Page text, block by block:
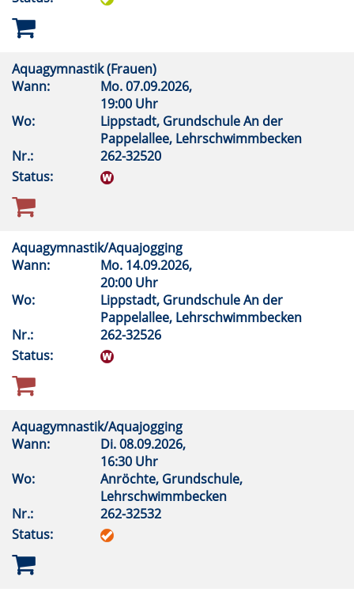
Aquagymnastik (Frauen)
Wann:
Mo.07.09.2026,
19:00 Uhr
Wo:
Lippstadt, Grundschule An der
Pappelallee, Lehrschwimmbecken
Nr.:
262-32520
Status:
Aquagymnastik/Aquajogging
Wann:
Mo. 14.09.2026,
20:00 Uhr
Wo:
Lippstadt, Grundschule An der
Pappelallee, Lehrschwimmbecken
Nr.:
262-32526
Status:
Aquagymnastik/Aquajogging
Wann:
Di.08.09.2026,
16:30 Uhr
Wo:
Anröchte, Grundschule,
Lehrschwimmbecken
Nr.:
262-32532
Status: